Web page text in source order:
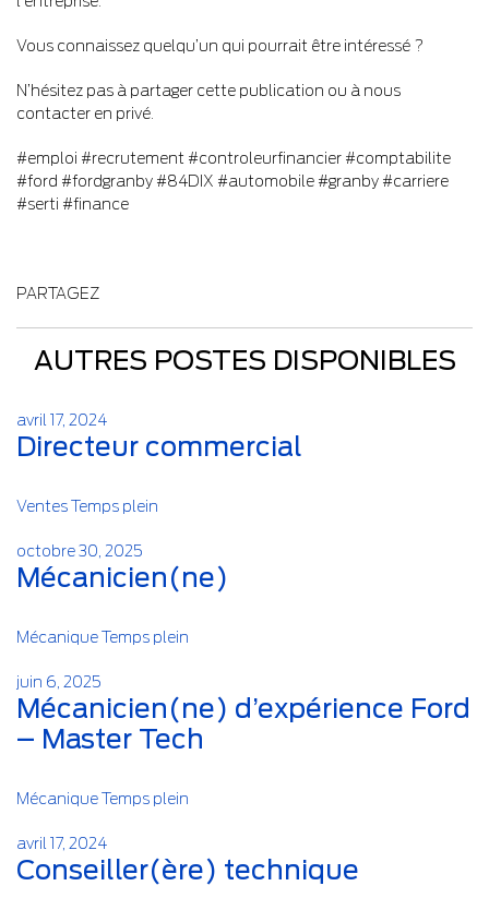
Vous connaissez quelqu’un qui pourrait être intéressé ?
N’hésitez pas à partager cette publication ou à nous
contacter en privé.
#emploi #recrutement #controleurfinancier #comptabilite
#ford #fordgranby #84DIX #automobile #granby #carriere
#serti #finance
PARTAGEZ
AUTRES POSTES DISPONIBLES
avril 17, 2024
Directeur commercial
VentesTemps plein
octobre 30, 2025
Mécanicien(ne)
MécaniqueTemps plein
juin 6, 2025
Mécanicien(ne) d’expérience Ford
– Master Tech
MécaniqueTemps plein
avril 17, 2024
Conseiller(ère) technique